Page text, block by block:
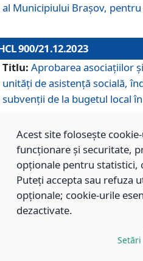
al Municipiului Brașov,
900/21.12.2023
Titlu: Aprobarea asociațiilor
unități de asistenţă socială,
subvenţii de la bugetul local
899/21.12.2023
Aprobarea
sociale furnizate în cadrul
Brașov, pentru anul 2024.
Modificarea Anexei la
Acest site folosește
funcționare și securitate,
opționale pentru
Puteți accepta sau refuza
opționale; cookie-urile
dezactivate.
Setări